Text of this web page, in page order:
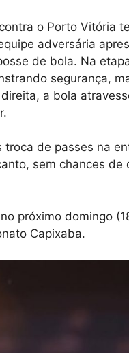
o Porto Vitória
adversária
de bola. Na
segurança,
a bola
de passes na
sem chances
próximo domingo
Capixaba.